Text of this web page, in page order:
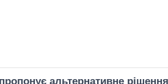
альтернативне